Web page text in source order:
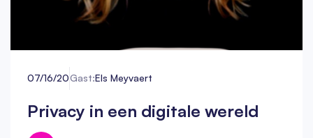
07/16/20Gast:Els Meyvaert
Privacy in een digitale wereld